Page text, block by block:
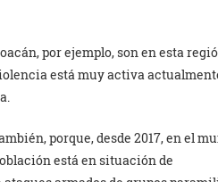
por ejemplo, son en esta
está muy activa
porque, desde 2017, en el
está en situación de